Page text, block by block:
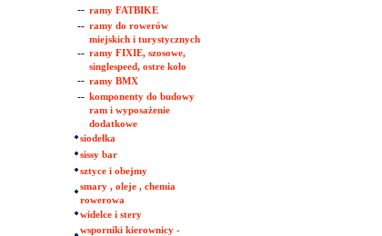
-- ramy FATBIKE
-- ramy do rowerów
miejskich i turystycznych
-- ramy FIXIE, szosowe,
singlespeed, ostre koło
-- ramy BMX
-- komponenty do budowy
ram i wyposażenie
dodatkowe
siodełka
sissy bar
sztyce i obejmy
smary , oleje , chemia
rowerowa
widelce i stery
wsporniki kierownicy -